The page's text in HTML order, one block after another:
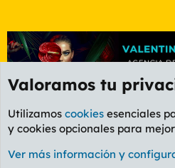
Etiquetas
Cookies
PL OLDSTYLE
Valoramos tu
Utilizamos cookies esenciales
y cookies opcionales para
Ver más información y